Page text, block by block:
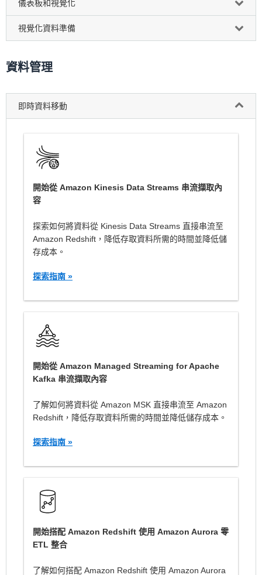
儀表板和視覺化
視覺化資料準備
資料管理
即時資料移動
開始從 Amazon Kinesis Data Streams 串流擷取內
容
探索如何將資料從 Kinesis Data Streams 直接串流至
Amazon Redshift，降低存取資料所需的時間並降低儲
存成本。
探索指南 »
開始從 Amazon Managed Streaming for Apache
Kafka 串流擷取內容
了解如何將資料從 Amazon MSK 直接串流至 Amazon
Redshift，降低存取資料所需的時間並降低儲存成本。
探索指南 »
開始搭配 Amazon Redshift 使用 Amazon Aurora 零
ETL 整合
了解如何搭配 Amazon Redshift 使用 Amazon Aurora